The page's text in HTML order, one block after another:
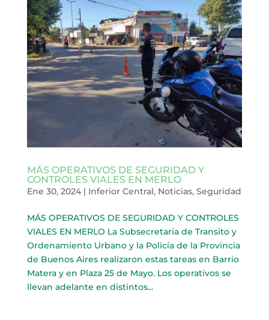
MÁS OPERATIVOS DE SEGURIDAD Y
CONTROLES VIALES EN MERLO
Ene 30, 2024| Inferior Central, Noticias, Seguridad
MÁS OPERATIVOS DE SEGURIDAD Y CONTROLES
VIALES EN MERLO La Subsecretaria de Transito y
Ordenamiento Urbano y la Policía de la Provincia
de Buenos Aires realizaron estas tareas en Barrio
Matera y en Plaza 25 de Mayo. Los operativos se
llevan adelante en distintos...